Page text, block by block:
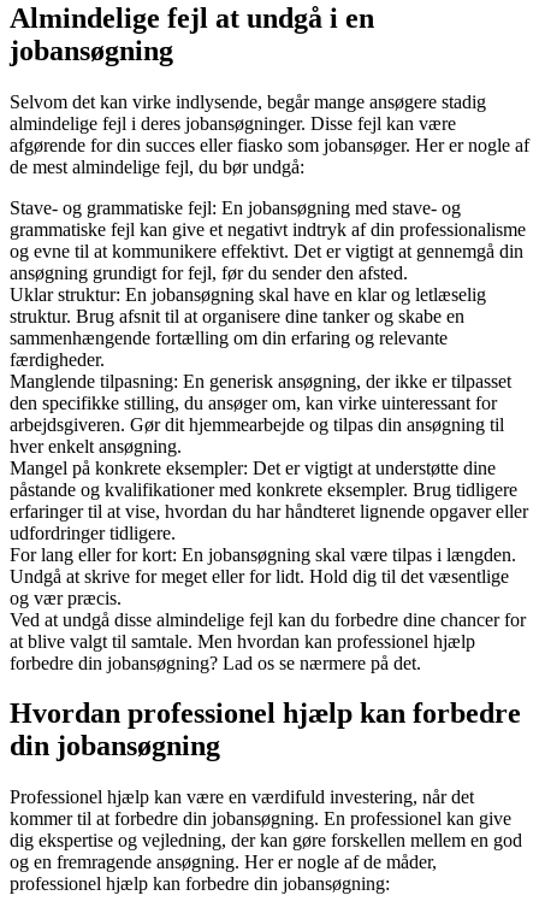
Almindelige fejl at undgå i en
jobansøgning
Selvom det kan virke indlysende, begår mange ansøgere stadig
almindelige fejl i deres jobansøgninger. Disse fejl kan være
afgørende for din succes eller fiasko som jobansøger. Her er nogle af
de mest almindelige fejl, du bør undgå:
Stave- og grammatiske fejl: En jobansøgning med stave- og
grammatiske fejl kan give et negativt indtryk af din professionalisme
og evne til at kommunikere effektivt. Det er vigtigt at gennemgå din
ansøgning grundigt for fejl, før du sender den afsted.
Uklar struktur: En jobansøgning skal have en klar og letlæselig
struktur. Brug afsnit til at organisere dine tanker og skabe en
sammenhængende fortælling om din erfaring og relevante
færdigheder.
Manglende tilpasning: En generisk ansøgning, der ikke er tilpasset
den specifikke stilling, du ansøger om, kan virke uinteressant for
arbejdsgiveren. Gør dit hjemmearbejde og tilpas din ansøgning til
hver enkelt ansøgning.
Mangel på konkrete eksempler: Det er vigtigt at understøtte dine
påstande og kvalifikationer med konkrete eksempler. Brug tidligere
erfaringer til at vise, hvordan du har håndteret lignende opgaver eller
udfordringer tidligere.
For lang eller for kort: En jobansøgning skal være tilpas i længden.
Undgå at skrive for meget eller for lidt. Hold dig til det væsentlige
og vær præcis.
Ved at undgå disse almindelige fejl kan du forbedre dine chancer for
at blive valgt til samtale. Men hvordan kan professionel hjælp
forbedre din jobansøgning? Lad os se nærmere på det.
Hvordan professionel hjælp kan forbedre
din jobansøgning
Professionel hjælp kan være en værdifuld investering, når det
kommer til at forbedre din jobansøgning. En professionel kan give
dig ekspertise og vejledning, der kan gøre forskellen mellem en god
og en fremragende ansøgning. Her er nogle af de måder,
professionel hjælp kan forbedre din jobansøgning: